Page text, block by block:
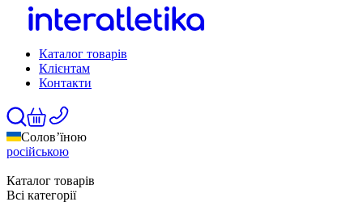
Каталог товарів
Клієнтам
Контакти
Солов’їною
російською
Каталог товарів
Всі категорії